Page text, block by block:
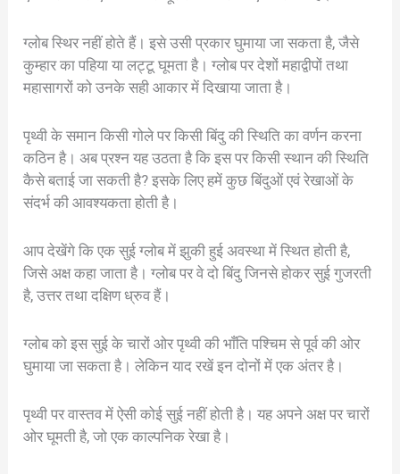
ग्लोब स्थिर नहीं होते हैं। इसे उसी प्रकार घुमाया जा सकता है, जैसे
कुम्हार का पहिया या लट्टू घूमता है। ग्लोब पर देशों महाद्वीपों तथा
महासागरों को उनके सही आकार में दिखाया जाता है।
पृथ्वी के समान किसी गोले पर किसी बिंदु की स्थिति का वर्णन करना
कठिन है। अब प्रश्न यह उठता है कि इस पर किसी स्थान की स्थिति
कैसे बताई जा सकती है? इसके लिए हमें कुछ बिंदुओं एवं रेखाओं के
संदर्भ की आवश्यकता होती है।
आप देखेंगे कि एक सुई ग्लोब में झुकी हुई अवस्था में स्थित होती है,
जिसे अक्ष कहा जाता है। ग्लोब पर वे दो बिंदु जिनसे होकर सुई गुजरती
है, उत्तर तथा दक्षिण ध्रुव हैं।
ग्लोब को इस सुई के चारों ओर पृथ्वी की भाँति पश्चिम से पूर्व की ओर
घुमाया जा सकता है। लेकिन याद रखें इन दोनों में एक अंतर है।
पृथ्वी पर वास्तव में ऐसी कोई सुई नहीं होती है। यह अपने अक्ष पर चारों
ओर घूमती है, जो एक काल्पनिक रेखा है।